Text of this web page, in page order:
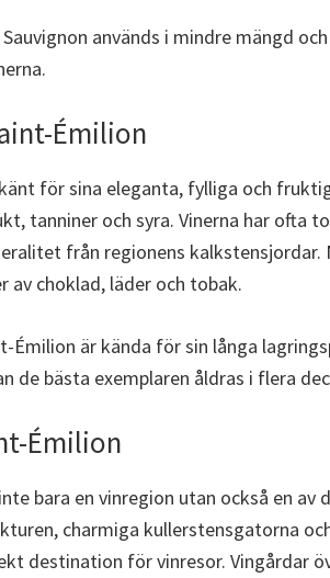
Sauvignon används i mindre mängd
Émilion
för sina eleganta, fylliga och
tanniner och syra. Vinerna har ofta
från regionens
av choklad, läder och tobak.
Émilion är kända för sin långa
de bästa exemplaren åldras i flera
Émilion
bara en vinregion utan också en av
charmiga kullerstensgatorna
destination för vinresor. Vingårdar